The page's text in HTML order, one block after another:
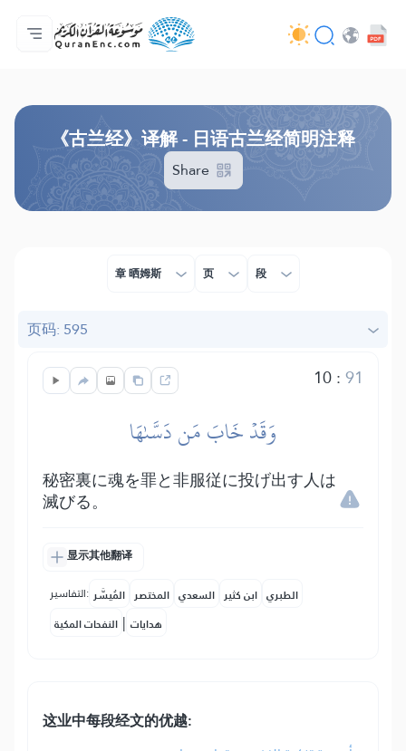
主页
译解目录
Audio
开发者服务 - API
关于此项目
联系我们
语言
《古兰经》译解 - 日语古兰经简明注释
Share
章 晒姆斯 页 段
页码: 595
10:91
وَقَدۡ خَابَ مَن دَسَّىٰهَا
秘密裏に魂を罪と非服従に投げ出す人は
滅びる。
显示其他翻译
التفاسير: المُيسَّر المختصر السعدي ابن كثير الطبري
النفحات المكية | هدايات
这业中每段经文的优越: